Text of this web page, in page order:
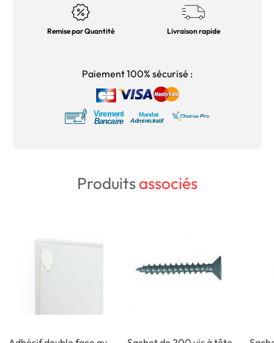
Remise par Quantité Livraison rapide
Paiement 100% sécurisé :
Produitsassociés